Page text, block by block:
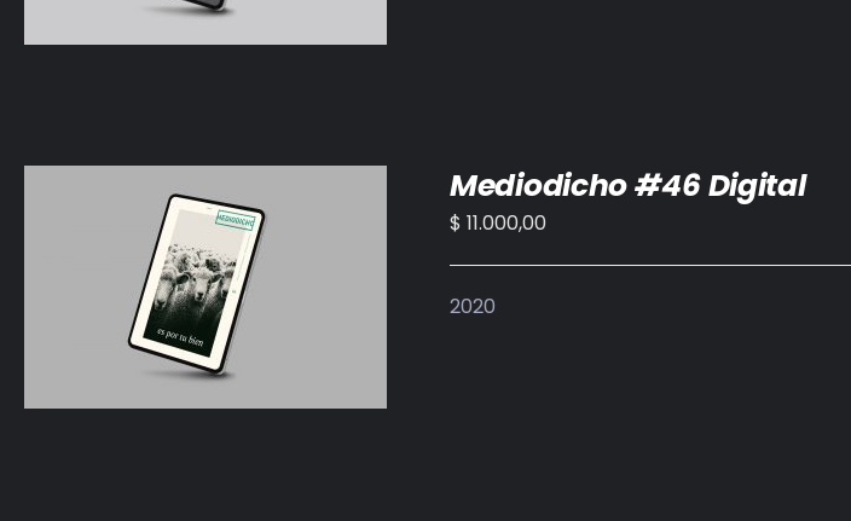
AÑADIR AL CARRITO /
Mediodicho #46 Digital
$ 11.000,00
2020